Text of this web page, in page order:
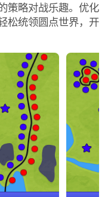
策略对战乐趣。优化
松统领圆点世界，开